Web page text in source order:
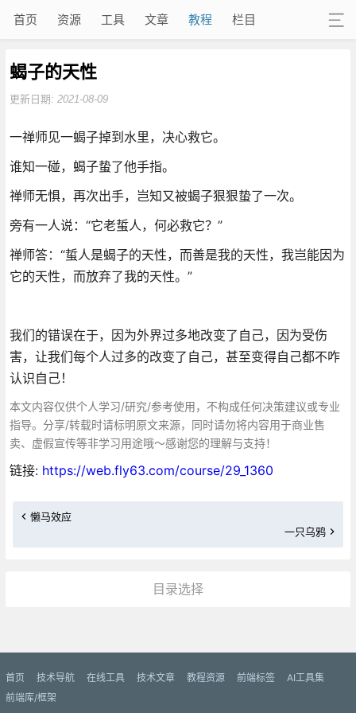
首页 资源 工具 文章 教程 栏目
蝎子的天性
更新日期: 2021-08-09
一禅师见一蝎子掉到水里，决心救它。
谁知一碰，蝎子蛰了他手指。
禅师无惧，再次出手，岂知又被蝎子狠狠蛰了一次。
旁有一人说：“它老蜇人，何必救它？”
禅师答：“蜇人是蝎子的天性，而善是我的天性，我岂能因为
它的天性，而放弃了我的天性。”
我们的错误在于，因为外界过多地改变了自己，因为受伤
害，让我们每个人过多的改变了自己，甚至变得自己都不咋
认识自己！
本文内容仅供个人学习/研究/参考使用，不构成任何决策建议或专业
指导。分享/转载时请标明原文来源，同时请勿将内容用于商业售
卖、虚假宣传等非学习用途哦～感谢您的理解与支持！
链接: https://web.fly63.com/course/29_1360
懒马效应
一只乌鸦
目录选择
首页 技术导航 在线工具 技术文章 教程资源 前端标签
AI工具集
前端库/框架